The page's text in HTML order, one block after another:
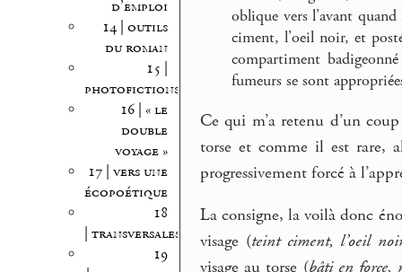
d’emploi
14 | outils
du roman
15 |
photofictions
16 | « le
double
voyage »
17 | vers une
écopoétique
18
| transversales
19
oblique vers l’avant
ciment, l’oeil noir, et
compartiment
fumeurs se sont
Ce qui m’a retenu d’un
torse et comme il est rare,
progressivement forcé à
La consigne, la voilà donc
visage (teint ciment, l’oeil
visage au torse (bâti en force,